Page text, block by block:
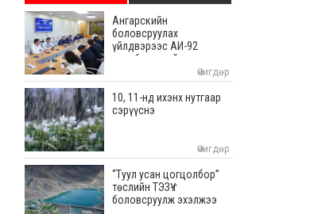
Ангарскийн
боловсруулах
үйлдвэрээс АИ-92
автобензиний ачилтыг
тасралтгүй хийж байна
Өчигдөр
10, 11-нд ихэнх нутгаар
сэрүүснэ
Өчигдөр
“Туул усан цогцолбор”
төслийн ТЭЗҮ-г
боловсруулж эхэлжээ